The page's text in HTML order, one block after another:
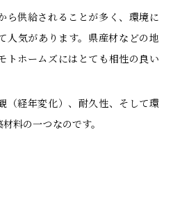
ら供給されることが多く、環境に
人気があります。県産材などの地
トホームズにはとても相性の良い
（経年変化）、耐久性、そして環
料の一つなのです。